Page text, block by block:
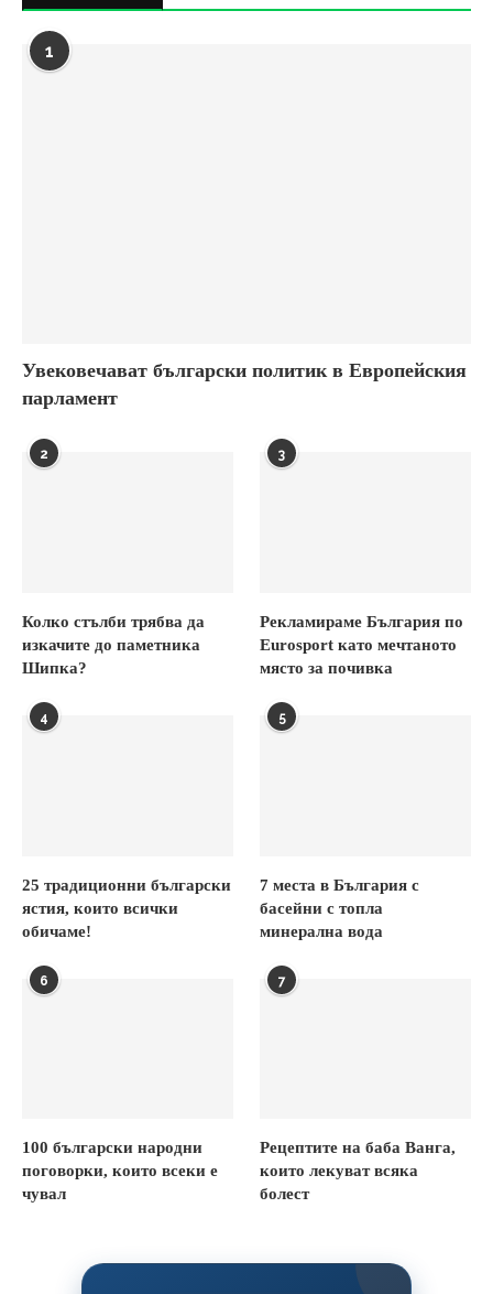
1
Увековечават български политик в Европейския
парламент
2
Колко стълби трябва да
изкачите до паметника
Шипка?
3
Рекламираме България по
Eurosport като мечтаното
място за почивка
4
25 традиционни български
ястия, които всички
обичаме!
5
7 места в България с
басейни с топла
минерална вода
6
100 български народни
поговорки, които всеки е
чувал
7
Рецептите на баба Ванга,
които лекуват всяка
болест